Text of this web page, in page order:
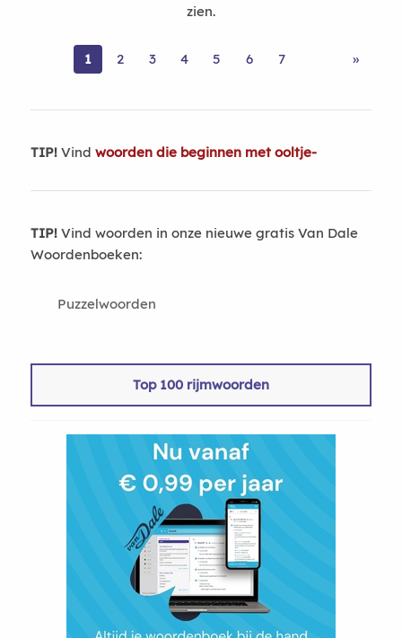
zien.
1 2 3 4 5 6 7 »
TIP!Vind woorden die beginnen met ooltje-
TIP!Vind woorden in onze nieuwe gratis Van Dale
Woordenboeken:
Puzzelwoorden
Top 100 rijmwoorden